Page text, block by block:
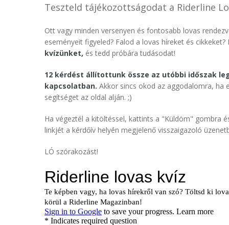
Teszteld tájékozottságodat a Riderline
Ott vagy minden versenyen és fontosabb lovas
eseményeit figyeled? Falod a lovas híreket és
kvízünket, és tedd próbára tudásodat!
12 kérdést állítottunk össze az utóbbi időszak
kapcsolatban. Akkor sincs okod az aggodalomra, ha
segítséget az oldal alján. ;)
Ha végeztél a kitöltéssel, kattints a "Küldöm" gombra
linkjét a kérdőív helyén megjelenő visszaigazoló
LÓ szórakozást!